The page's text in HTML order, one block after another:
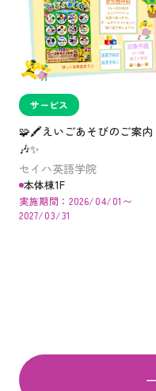
サービス
🧩🖍️えいごあそびのご案内
🎶✨️
セイハ英語学院
本体棟1F
実施期間：2026/04/01〜
2027/03/31